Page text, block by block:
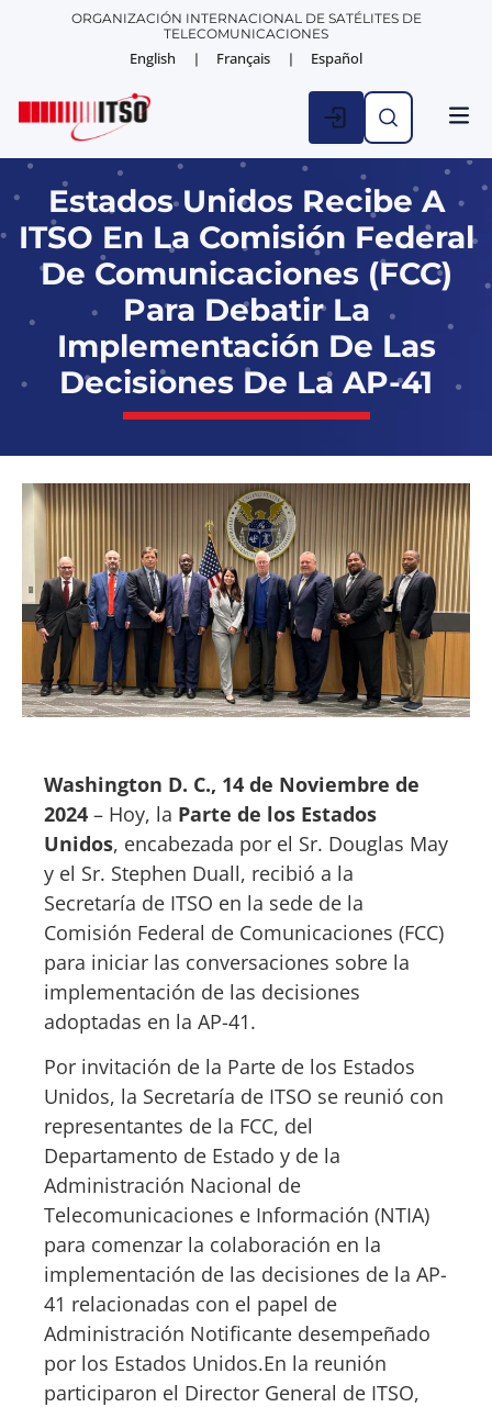
ORGANIZACIÓN INTERNACIONAL DE SATÉLITES DE
TELECOMUNICACIONES
English Français Español
Estados Unidos Recibe A
ITSO En La Comisión Federal
De Comunicaciones (FCC)
Para Debatir La
Implementación De Las
Decisiones De La AP-41
Washington D. C., 14 de Noviembre de
2024 – Hoy, la Parte de los Estados
Unidos, encabezada por el Sr. Douglas May
y el Sr. Stephen Duall, recibió a la
Secretaría de ITSO en la sede de la
Comisión Federal de Comunicaciones (FCC)
para iniciar las conversaciones sobre la
implementación de las decisiones
adoptadas en la AP-41.
Por invitación de la Parte de los Estados
Unidos, la Secretaría de ITSO se reunió con
representantes de la FCC, del
Departamento de Estado y de la
Administración Nacional de
Telecomunicaciones e Información (NTIA)
para comenzar la colaboración en la
implementación de las decisiones de la AP-
41 relacionadas con el papel de
Administración Notificante desempeñado
por los Estados Unidos.En la reunión
participaron el Director General de ITSO,